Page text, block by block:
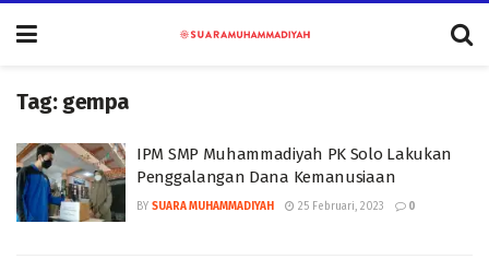
Tag: gempa
IPM SMP Muhammadiyah PK Solo Lakukan
Penggalangan Dana Kemanusiaan
BY SUARA MUHAMMADIYAH 25 Februari, 2023 0